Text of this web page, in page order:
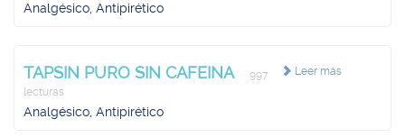
Analgésico, Antipirético
Leer más
TAPSIN PURO SIN CAFEINA
997
lecturas
Analgésico, Antipirético